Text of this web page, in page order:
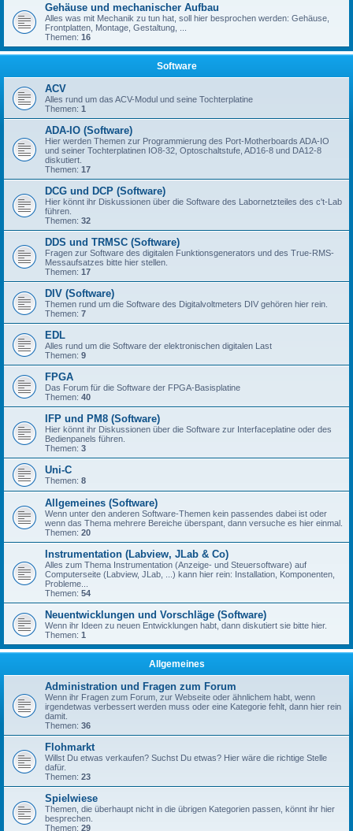
Gehäuse und mechanischer Aufbau
Alles was mit Mechanik zu tun hat, soll hier besprochen werden: Gehäuse,
Frontplatten, Montage, Gestaltung, ...
Themen: 16
Software
ACV
Alles rund um das ACV-Modul und seine Tochterplatine
Themen: 1
ADA-IO (Software)
Hier werden Themen zur Programmierung des Port-Motherboards ADA-IO
und seiner Tochterplatinen IO8-32, Optoschaltstufe, AD16-8 und DA12-8
diskutiert.
Themen: 17
DCG und DCP (Software)
Hier könnt ihr Diskussionen über die Software des Labornetzteiles des c't-Lab
führen.
Themen: 32
DDS und TRMSC (Software)
Fragen zur Software des digitalen Funktionsgenerators und des True-RMS-
Messaufsatzes bitte hier stellen.
Themen: 17
DIV (Software)
Themen rund um die Software des Digitalvoltmeters DIV gehören hier rein.
Themen: 7
EDL
Alles rund um die Software der elektronischen digitalen Last
Themen: 9
FPGA
Das Forum für die Software der FPGA-Basisplatine
Themen: 40
IFP und PM8 (Software)
Hier könnt ihr Diskussionen über die Software zur Interfaceplatine oder des
Bedienpanels führen.
Themen: 3
Uni-C
Themen: 8
Allgemeines (Software)
Wenn unter den anderen Software-Themen kein passendes dabei ist oder
wenn das Thema mehrere Bereiche überspant, dann versuche es hier einmal.
Themen: 20
Instrumentation (Labview, JLab & Co)
Alles zum Thema Instrumentation (Anzeige- und Steuersoftware) auf
Computerseite (Labview, JLab, ...) kann hier rein: Installation, Komponenten,
Probleme...
Themen: 54
Neuentwicklungen und Vorschläge (Software)
Wenn ihr Ideen zu neuen Entwicklungen habt, dann diskutiert sie bitte hier.
Themen: 1
Allgemeines
Administration und Fragen zum Forum
Wenn ihr Fragen zum Forum, zur Webseite oder ähnlichem habt, wenn
irgendetwas verbessert werden muss oder eine Kategorie fehlt, dann hier rein
damit.
Themen: 36
Flohmarkt
Willst Du etwas verkaufen? Suchst Du etwas? Hier wäre die richtige Stelle
dafür.
Themen: 23
Spielwiese
Themen, die überhaupt nicht in die übrigen Kategorien passen, könnt ihr hier
besprechen.
Themen: 29